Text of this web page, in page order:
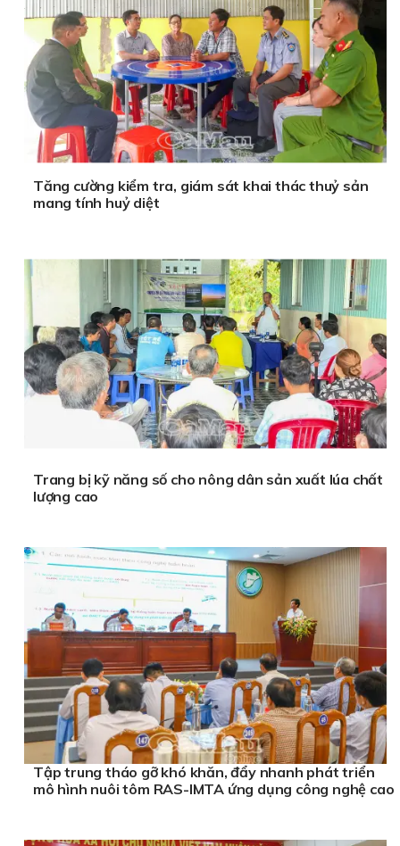
Tăng cường kiểm tra, giám sát khai thác thuỷ sản
mang tính huỷ diệt
Trang bị kỹ năng số cho nông dân sản xuất lúa chất
lượng cao
Tập trung tháo gỡ khó khăn, đẩy nhanh phát triển
mô hình nuôi tôm RAS-IMTA ứng dụng công nghệ cao